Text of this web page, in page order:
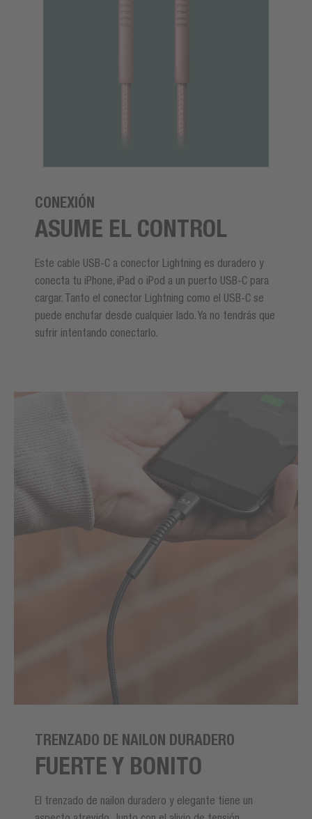
CONEXIÓN
ASUME EL CONTROL
Este cable USB-C a conector Lightning es duradero y
conecta tu iPhone, iPad o iPod a un puerto USB-C para
cargar. Tanto el conector Lightning como el USB-C se
puede enchufar desde cualquier lado. Ya no tendrás que
sufrir intentando conectarlo.
TRENZADO DE NAILON DURADERO
FUERTE Y BONITO
El trenzado de nailon duradero y elegante tiene un